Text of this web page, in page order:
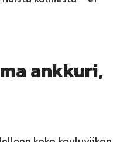
ankkuri,